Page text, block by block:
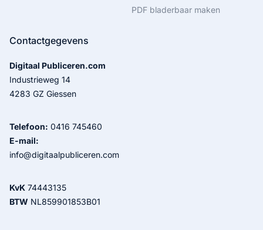
PDF bladerbaar maken
Contactgegevens
Digitaal Publiceren.com
Industrieweg 14
4283 GZ Giessen
Telefoon: 0416 745460
E-mail:
info@digitaalpubliceren.com
KvK 74443135
BTW NL859901853B01